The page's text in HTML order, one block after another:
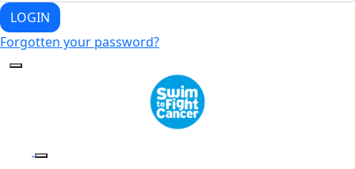
LOGIN
Forgotten your password?